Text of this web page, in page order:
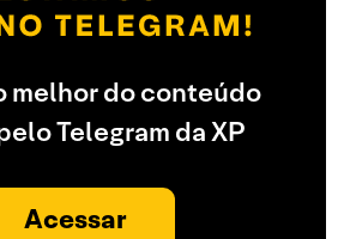
melhor do conteúdo
Telegram da XP
Acessar